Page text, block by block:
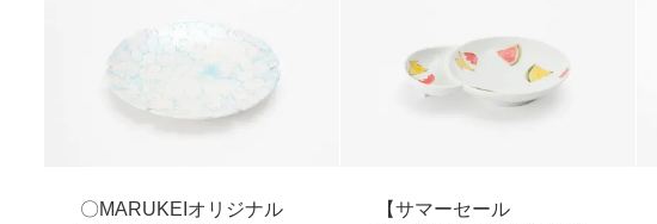
〇MARUKEIオリジナル
【サマーセール